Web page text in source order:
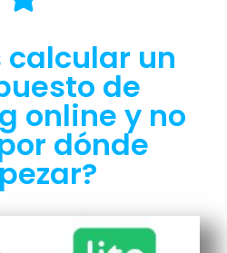
calcular un
de
online y no
dónde